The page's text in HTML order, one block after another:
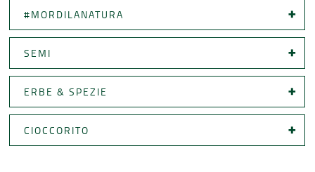
#MORDILANATURA
SEMI
ERBE & SPEZIE
CIOCCORITO